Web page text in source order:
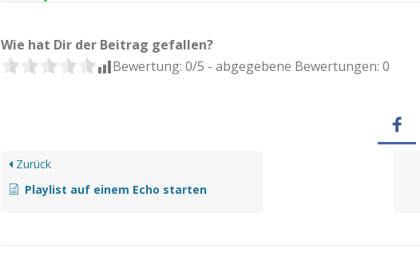
Wie hat Dir der Beitrag gefallen?
Bewertung: 0/5 - abgegebene Bewertungen: 0
Zurück
Playlist auf einem Echo starten